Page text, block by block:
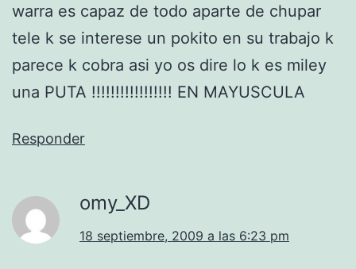
warra es capaz de todo aparte de chupar
tele k se interese un pokito en su trabajo k
parece k cobra asi yo os dire lo k es miley
una PUTA !!!!!!!!!!!!!!!!! EN MAYUSCULA
Responder
omy_XD
18 septiembre, 2009 a las 6:23 pm